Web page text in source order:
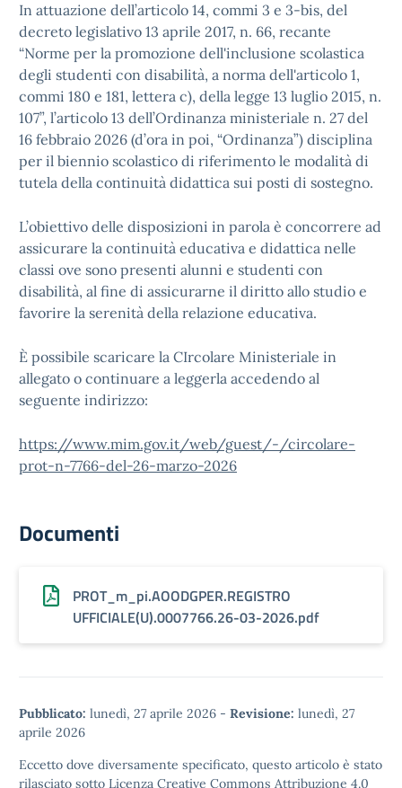
In attuazione dell’articolo 14, commi 3 e 3-bis, del
decreto legislativo 13 aprile 2017, n. 66, recante
“Norme per la promozione dell'inclusione scolastica
degli studenti con disabilità, a norma dell'articolo 1,
commi 180 e 181, lettera c), della legge 13 luglio 2015, n.
107”, l’articolo 13 dell’Ordinanza ministeriale n. 27 del
16 febbraio 2026 (d’ora in poi, “Ordinanza”) disciplina
per il biennio scolastico di riferimento le modalità di
tutela della continuità didattica sui posti di sostegno.
L’obiettivo delle disposizioni in parola è concorrere ad
assicurare la continuità educativa e didattica nelle
classi ove sono presenti alunni e studenti con
disabilità, al fine di assicurarne il diritto allo studio e
favorire la serenità della relazione educativa.
È possibile scaricare la CIrcolare Ministeriale in
allegato o continuare a leggerla accedendo al
seguente indirizzo:
https://www.mim.gov.it/web/guest/-/circolare-
prot-n-7766-del-26-marzo-2026
Documenti
PROT_m_pi.AOODGPER.REGISTRO
UFFICIALE(U).0007766.26-03-2026.pdf
Pubblicato: lunedì, 27 aprile 2026 - Revisione: lunedì, 27
aprile 2026
Eccetto dove diversamente specificato, questo articolo è stato
rilasciato sotto Licenza Creative Commons Attribuzione 4.0